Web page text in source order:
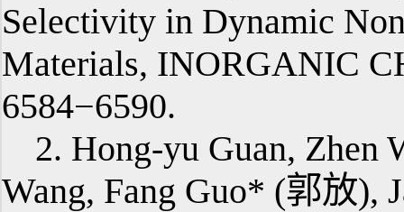
Selectivity in Dynamic
Materials, INORGANIC
6584−6590.
2. Hong-yu Guan, Zhen
Wang, Fang Guo* (郭放),